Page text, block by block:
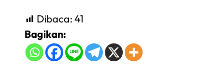
Dibaca: 41
Bagikan: